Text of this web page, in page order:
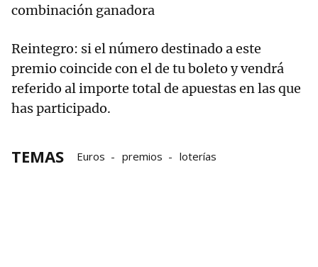
combinación ganadora
Reintegro: si el número destinado a este
premio coincide con el de tu boleto y vendrá
referido al importe total de apuestas en las que
has participado.
TEMAS Euros premios loterías